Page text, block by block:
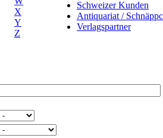
X
Y
Z
Schweizer Kunden
Antiquariat /
Verlagspartner